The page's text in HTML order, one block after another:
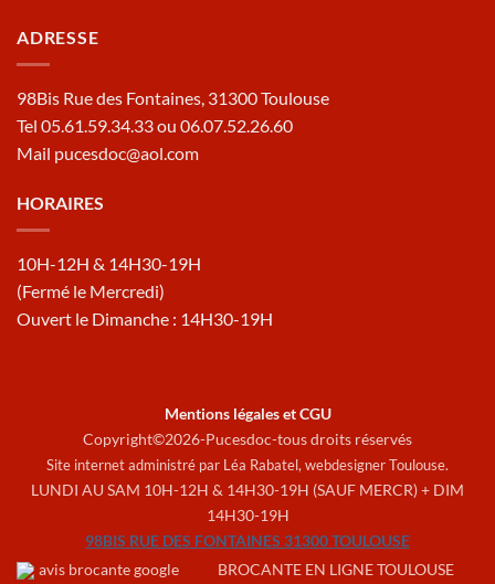
ADRESSE
98Bis Rue des Fontaines, 31300 Toulouse
Tel 05.61.59.34.33 ou 06.07.52.26.60
Mail pucesdoc@aol.com
HORAIRES
10H-12H & 14H30-19H
(Fermé le Mercredi)
Ouvert le Dimanche : 14H30-19H
Mentions légales et CGU
Copyright©2026-Pucesdoc-tous droits réservés
Site internet administré par Léa Rabatel, webdesigner Toulouse.
LUNDI AU SAM 10H-12H & 14H30-19H (SAUF MERCR) + DIM
14H30-19H
98BIS RUE DES FONTAINES 31300 TOULOUSE
BROCANTE EN LIGNE TOULOUSE